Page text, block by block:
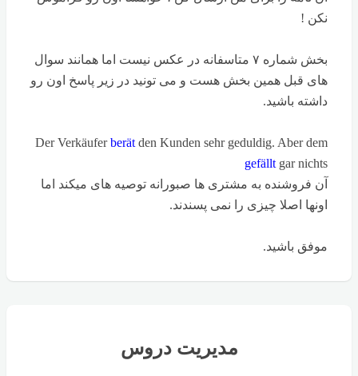
نکن !
بخش شماره ۷ متاسفانه در عکس نیست اما همانند سوال
های قبل همین بخش هست و می تونید در زیر پاسخ اون رو
داشته باشید.
Der Verkäuferberät den Kunden sehr geduldig. Aber dem
gefällt gar nichts
آن فروشنده به مشتری ها صبورانه توصیه های میکند اما
اونها اصلا چیزی را نمی پسندند.
موفق باشید.
مدیریت دروس